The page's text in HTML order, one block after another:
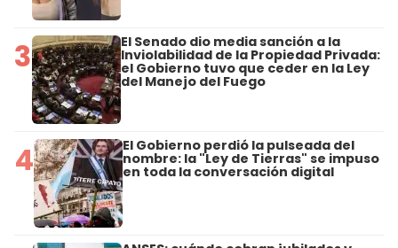
3 El Senado dio media sanción a la
Inviolabilidad de la Propiedad Privada:
el Gobierno tuvo que ceder en la Ley
del Manejo del Fuego
4 El Gobierno perdió la pulseada del
nombre: la "Ley de Tierras" se impuso
en toda la conversación digital